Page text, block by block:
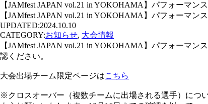
【JAMfest JAPAN vol.21 in YOKOHAMA】パフォーマン
【JAMfest JAPAN vol.21 in YOKOHAMA】パフォーマン
UPDATED:2024.10.10
CATEGORY:お知らせ, 大会情報
【JAMfest JAPAN vol.21 in YOKOHAMA】パフォーマ
認ください。
大会出場チーム限定ページはこちら
※クロスオーバー（複数チームに出場される選手）につ